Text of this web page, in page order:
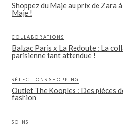
Shoppez du Maje au prix de Zara
Maje !
COLLABORATIONS
Balzac Paris x La Redoute : La
parisienne tant attendue !
SÉLECTIONS SHOPPING
Outlet The Kooples : Des pièces
fashion
SOINS